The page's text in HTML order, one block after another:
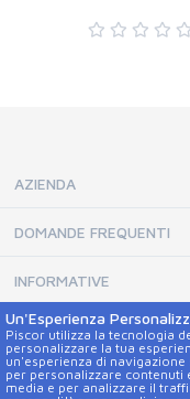
AZIENDA
DOMANDE FREQUENTI
INFORMATIVE
CONTATTI E SOCIAL
Aiuto
Un'Esperienza
Piscor utilizza la tecnologia
personalizzare la tua
un'esperienza di
per personalizzare contenuti
media e per analizzare il